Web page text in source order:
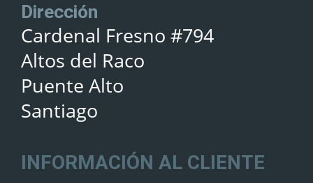
Dirección
Cardenal Fresno #794
Altos del Raco
Puente Alto
Santiago
INFORMACIÓN AL CLIENTE